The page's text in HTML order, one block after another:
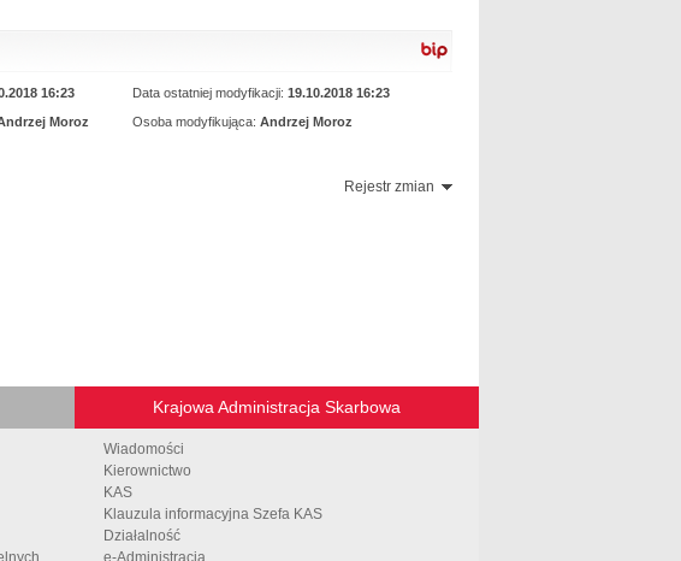
16:23 Data ostatniej modyfikacji: 19.10.2018 16:23
Moroz Osoba modyfikująca: Andrzej Moroz
Rejestr zmian
Krajowa Administracja Skarbowa
Wiadomości
Kierownictwo
KAS
Klauzula informacyjna Szefa KAS
Działalność
e-Administracja